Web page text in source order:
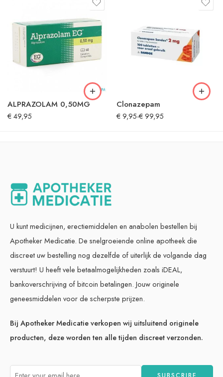
ALPRAZOLAM 0,50MG
€49,95
Clonazepam
€ 9,95-€ 99,95
U kunt medicijnen, erectiemiddelen en anabolen bestellen bij
Apotheker Medicatie. De snelgroeiende online apotheek die
discreet uw bestelling nog dezelfde of uiterlijk de volgande dag
verstuurt! U heeft vele betaalmogelijkheden zoals iDEAL,
bankoverschrijving of bitcoin betalingen. Jouw originele
geneesmiddelen voor de scherpste prijzen.
Bij Apotheker Medicatie verkopen wij uitsluitend originele
producten, deze worden ten alle tijden discreet verzonden.